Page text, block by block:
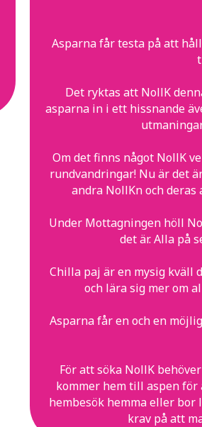
Asparna får testa på att
Det ryktas att NollK
asparna in i ett hissnande
Om det finns något NollK
rundvandringar! Nu är det
andra NollKn och
Under Mottagningen höll
det är. Alla på
Chilla paj är en mysig kväll
och lära sig mer om
Asparna får en och en
För att söka NollK
kommer hem till aspen
hembesök hemma eller
krav på att